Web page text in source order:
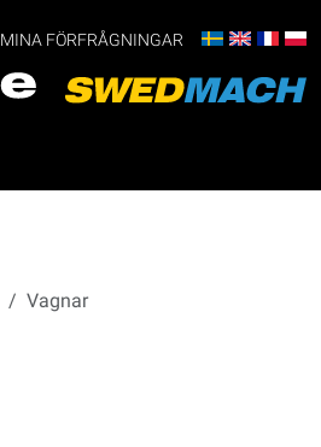
MINA FÖRFRÅGNINGAR
Vagnar